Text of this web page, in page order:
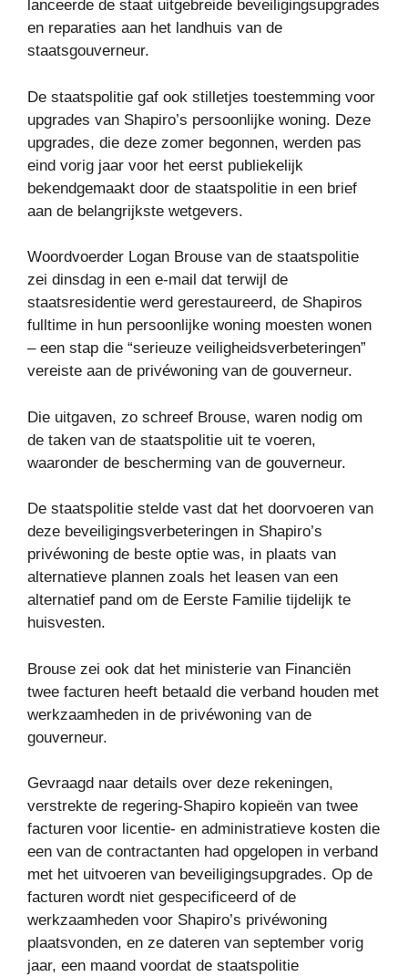
lanceerde de staat uitgebreide beveiligingsupgrades
en reparaties aan het landhuis van de
staatsgouverneur.
De staatspolitie gaf ook stilletjes toestemming voor
upgrades van Shapiro’s persoonlijke woning. Deze
upgrades, die deze zomer begonnen, werden pas
eind vorig jaar voor het eerst publiekelijk
bekendgemaakt door de staatspolitie in een brief
aan de belangrijkste wetgevers.
Woordvoerder Logan Brouse van de staatspolitie
zei dinsdag in een e-mail dat terwijl de
staatsresidentie werd gerestaureerd, de Shapiros
fulltime in hun persoonlijke woning moesten wonen
– een stap die “serieuze veiligheidsverbeteringen”
vereiste aan de privéwoning van de gouverneur.
Die uitgaven, zo schreef Brouse, waren nodig om
de taken van de staatspolitie uit te voeren,
waaronder de bescherming van de gouverneur.
De staatspolitie stelde vast dat het doorvoeren van
deze beveiligingsverbeteringen in Shapiro’s
privéwoning de beste optie was, in plaats van
alternatieve plannen zoals het leasen van een
alternatief pand om de Eerste Familie tijdelijk te
huisvesten.
Brouse zei ook dat het ministerie van Financiën
twee facturen heeft betaald die verband houden met
werkzaamheden in de privéwoning van de
gouverneur.
Gevraagd naar details over deze rekeningen,
verstrekte de regering-Shapiro kopieën van twee
facturen voor licentie- en administratieve kosten die
een van de contractanten had opgelopen in verband
met het uitvoeren van beveiligingsupgrades. Op de
facturen wordt niet gespecificeerd of de
werkzaamheden voor Shapiro’s privéwoning
plaatsvonden, en ze dateren van september vorig
jaar, een maand voordat de staatspolitie